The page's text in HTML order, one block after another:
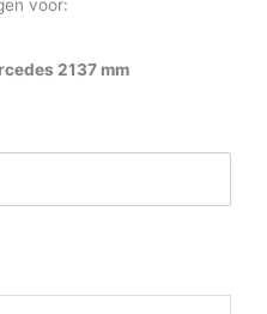
voor:
2137 mm